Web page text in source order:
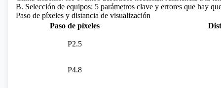
B. Selección de equipos: 5 parámetros clave y errores que hay
Paso de píxeles y distancia de visualización
Paso de píxeles
P2.5
P4.8